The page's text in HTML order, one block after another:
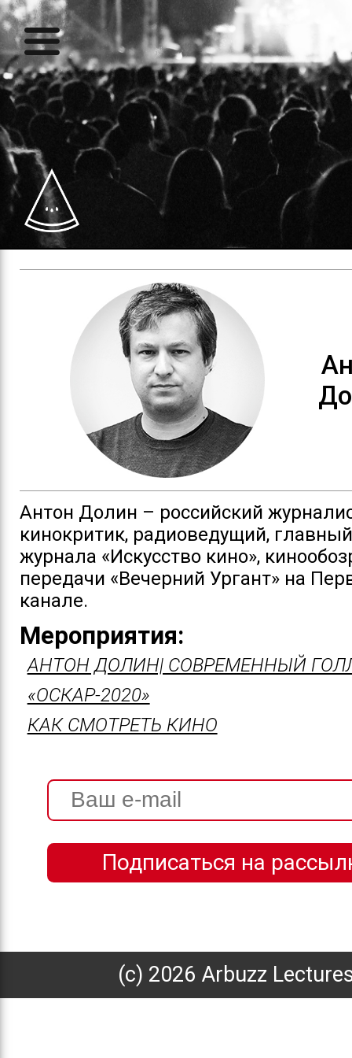
Антон Долин – российский
кинокритик, радиоведущий,
журнала «Искусство кино»,
передачи «Вечерний Ургант» на
канале.
Мероприятия:
АНТОН ДОЛИН| СОВРЕМЕННЫЙ
«ОСКАР-2020»
КАК СМОТРЕТЬ КИНО
(с) 2026 Arbuzz